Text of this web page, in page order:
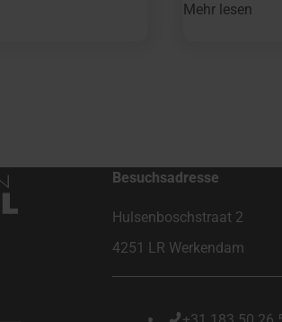
Mehr lesen
Besuchsadresse
Hulsenboschstraat 2
4251 LR Werkendam